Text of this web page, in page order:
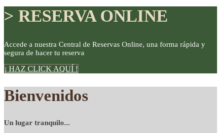
DISFRUTE
detalles cuidados con
> RESERVA ONLINE
Accede a nuestra Central de Reservas Online, una forma rápida y
segura de hacer tu reserva
¡ HAZ CLICK AQUÍ !
Bienvenidos
Un lugar tranquilo...